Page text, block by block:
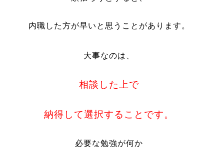
内職した方が早いと思うことがあります。
大事なのは、
相談した上で
納得して選択することです。
必要な勉強が何か